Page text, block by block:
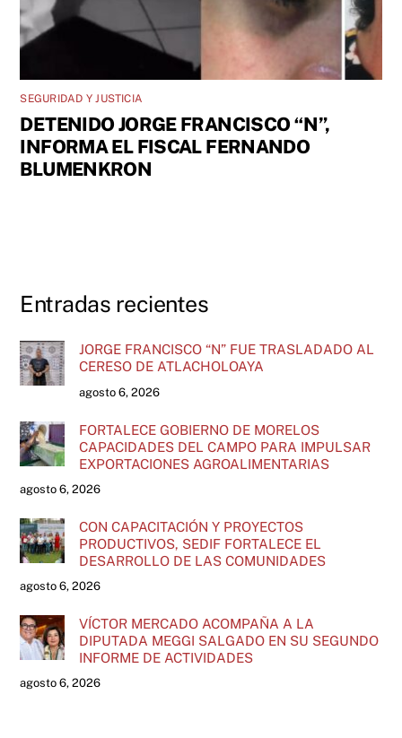
SEGURIDAD Y JUSTICIA
DETENIDO JORGE FRANCISCO “N”,
INFORMA EL FISCAL FERNANDO
BLUMENKRON
Entradas recientes
JORGE FRANCISCO “N” FUE TRASLADADO AL
CERESO DE ATLACHOLOAYA
agosto 6, 2026
FORTALECE GOBIERNO DE MORELOS
CAPACIDADES DEL CAMPO PARA IMPULSAR
EXPORTACIONES AGROALIMENTARIAS
agosto 6, 2026
CON CAPACITACIÓN Y PROYECTOS
PRODUCTIVOS, SEDIF FORTALECE EL
DESARROLLO DE LAS COMUNIDADES
agosto 6, 2026
VÍCTOR MERCADO ACOMPAÑA A LA
DIPUTADA MEGGI SALGADO EN SU SEGUNDO
INFORME DE ACTIVIDADES
agosto 6, 2026